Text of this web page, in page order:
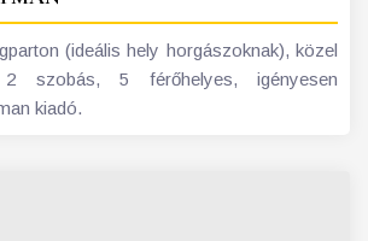
(ideális hely horgászoknak), közel
szobás, 5 férőhelyes, igényesen
kiadó.